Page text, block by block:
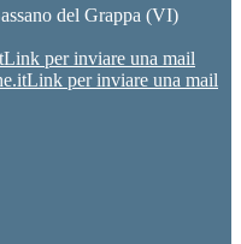
del Grappa (VI)
Link per inviare una mail
Link per inviare una mail